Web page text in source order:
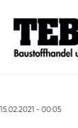
15.02.2021 - 00:05